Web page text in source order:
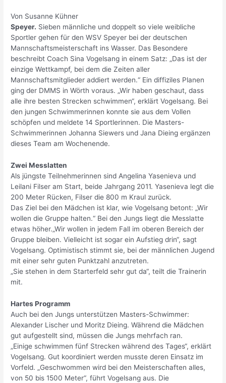
Von Susanne Kühner
Speyer. Sieben männliche und doppelt so viele weibliche
Sportler gehen für den WSV Speyer bei der deutschen
Mannschaftsmeisterschaft ins Wasser. Das Besondere
beschreibt Coach Sina Vogelsang in einem Satz: „Das ist der
einzige Wettkampf, bei dem die Zeiten aller
Mannschaftsmitglieder addiert werden.“ Ein diffiziles Planen
ging der DMMS in Wörth voraus. „Wir haben geschaut, dass
alle ihre besten Strecken schwimmen“, erklärt Vogelsang. Bei
den jungen Schwimmerinnen konnte sie aus dem Vollen
schöpfen und meldete 14 Sportlerinnen. Die Masters-
Schwimmerinnen Johanna Siewers und Jana Dieing ergänzen
dieses Team am Wochenende.
Zwei Messlatten
Als jüngste Teilnehmerinnen sind Angelina Yasenieva und
Leilani Filser am Start, beide Jahrgang 2011. Yasenieva legt die
200 Meter Rücken, Filser die 800 m Kraul zurück.
Das Ziel bei den Mädchen ist klar, wie Vogelsang betont: „Wir
wollen die Gruppe halten.“ Bei den Jungs liegt die Messlatte
etwas höher.„Wir wollen in jedem Fall im oberen Bereich der
Gruppe bleiben. Vielleicht ist sogar ein Aufstieg drin“, sagt
Vogelsang. Optimistisch stimmt sie, bei der männlichen Jugend
mit einer sehr guten Punktzahl anzutreten.
„Sie stehen in dem Starterfeld sehr gut da“, teilt die Trainerin
mit.
Hartes Programm
Auch bei den Jungs unterstützen Masters-Schwimmer:
Alexander Lischer und Moritz Dieing. Während die Mädchen
gut aufgestellt sind, müssen die Jungs mehrfach ran.
„Einige schwimmen fünf Strecken während des Tages“, erklärt
Vogelsang. Gut koordiniert werden musste deren Einsatz im
Vorfeld. „Geschwommen wird bei den Meisterschaften alles,
von 50 bis 1500 Meter“, führt Vogelsang aus. Die